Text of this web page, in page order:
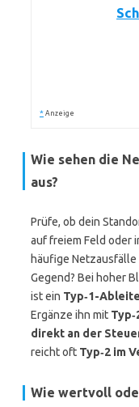
* Anzeige
Wie sehen die
aus?
Prüfe, ob dein
auf freiem Feld oder
häufige
Gegend? Bei hoher
ist ein Typ‑1-
Ergänze ihn mit
direkt an der
reicht oft Typ‑2 im
Wie wertvoll